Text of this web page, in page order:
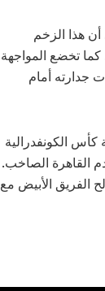
أن هذا الزخم
كما تخضع المواجهة
جدارته أمام
كأس الكونفدرالية
القاهرة الصاخب.
الفريق الأبيض مع